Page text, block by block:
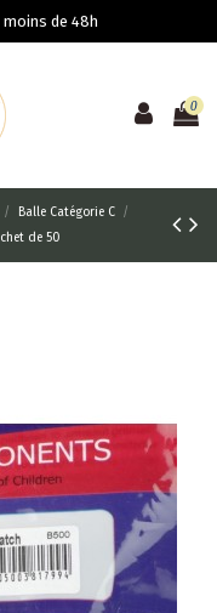
de 48h
0
Balle Catégorie C
de 50